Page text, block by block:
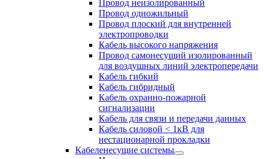
Провод неизолированный
Провод одножильный
Провод плоский для внутренней
электропроводки
Кабель высокого напряжения
Провод самонесущий изолированный
для воздушных линий электропередачи
Кабель гибкий
Кабель гибридный
Кабель охранно-пожарной
сигнализации
Кабель для связи и передачи данных
Кабель силовой < 1кВ для
нестационарной прокладки
Кабеленесущие системы